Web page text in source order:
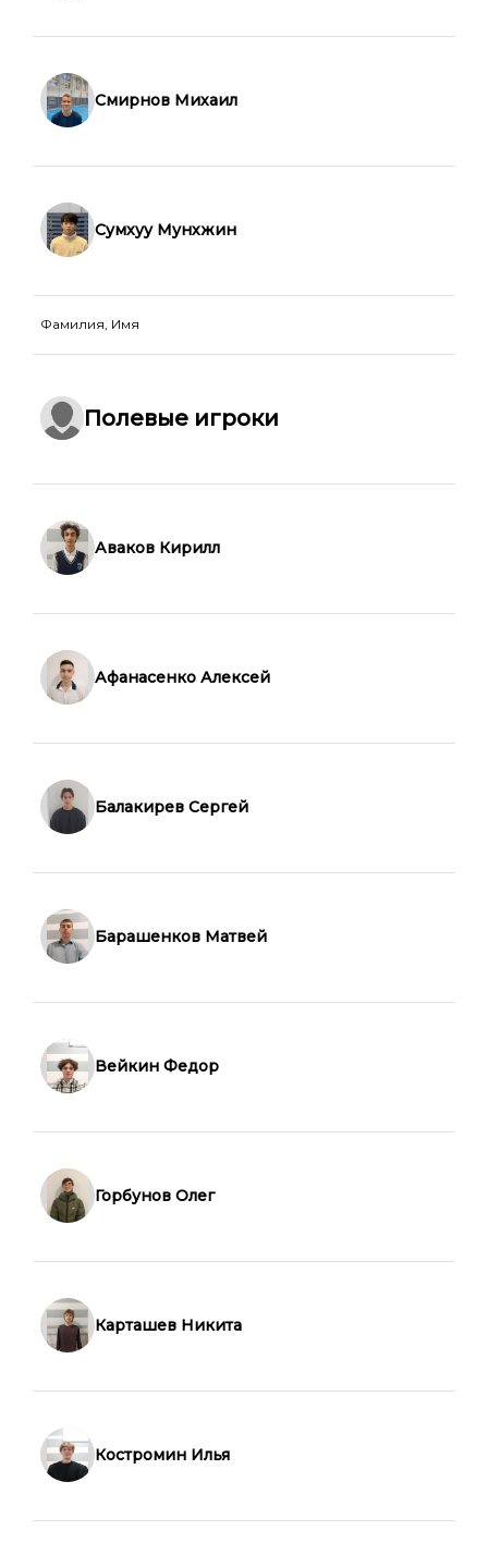
Смирнов Михаил
Сумхуу Мунхжин
Фамилия, Имя
Полевые игроки
Аваков Кирилл
Афанасенко Алексей
Балакирев Сергей
Барашенков Матвей
Вейкин Федор
Горбунов Олег
Карташев Никита
Костромин Илья